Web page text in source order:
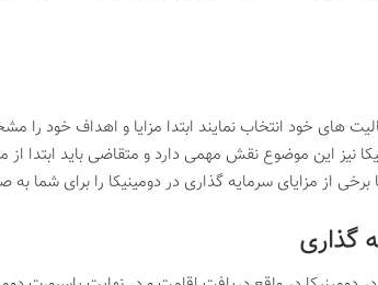
های خود انتخاب نمایند ابتدا مزایا و اهداف خود را
نیز این موضوع نقش مهمی دارد و متقاضی باید ابتدا
از مزایای سرمایه گذاری در دومینیکا را برای شما به
گذاری